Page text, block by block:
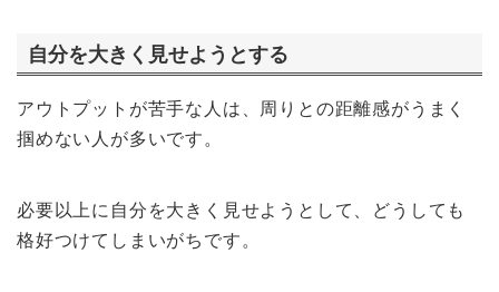
自分を大きく見せようとする
アウトプットが苦手な人は、周りとの距離感がうまく
掴めない人が多いです。
必要以上に自分を大きく見せようとして、どうしても
格好つけてしまいがちです。